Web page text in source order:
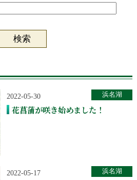
2022-05-30
花菖蒲が咲き始めました！
浜名湖
2022-05-17 浜名湖